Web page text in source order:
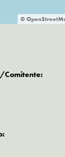
©
Comitente: